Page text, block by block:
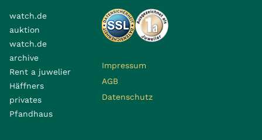
watch.de
auktion
watch.de
archive
Rent a juwelier
Häffners
privates
Pfandhaus
Impressum
AGB
Datenschutz